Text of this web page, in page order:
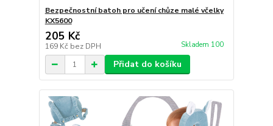
Bezpečnostní batoh pro učení chůze malé včelky
KX5600
205 Kč
169 Kč bez DPH Skladem 100
Přidat do košíku